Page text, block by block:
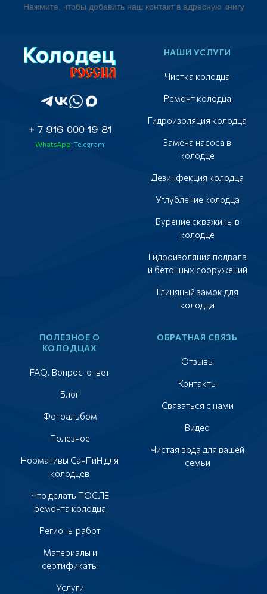
Нажмите, чтобы добавить наш контакт в адресную книгу
+ 7 916 000 19 81
WhatsApp; Telegram
НАШИ УСЛУГИ
Чистка колодца
Ремонт колодца
Гидроизоляция колодца
Замена насоса в
колодце
Дезинфекция колодца
Углубление колодца
Бурение скважины в
колодце
Гидроизоляция подвала
и бетонных сооружений
Глиняный замок для
колодца
ПОЛЕЗНОЕ О
КОЛОДЦАХ
FAQ. Вопрос-ответ
Блог
Фотоальбом
Полезное
Нормативы СанПиН для
колодцев
Что делать ПОСЛЕ
ремонта колодца
Регионы работ
Материалы и
сертификаты
Услуги
ОБРАТНАЯ СВЯЗЬ
Отзывы
Контакты
Связаться с нами
Видео
Чистая вода для вашей
семьи